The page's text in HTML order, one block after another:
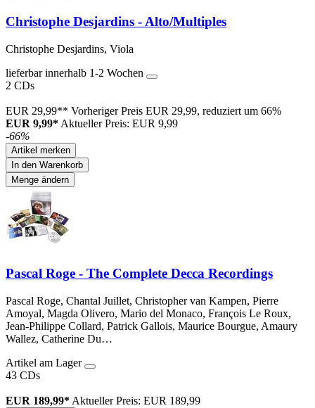
Christophe Desjardins - Alto/Multiples
Christophe Desjardins, Viola
lieferbar innerhalb 1-2 Wochen
2 CDs
EUR 29,99** Vorheriger Preis EUR 29,99, reduziert um 66%
EUR 9,99* Aktueller Preis: EUR 9,99
-66%
Artikel merken
In den Warenkorb
Menge ändern
Pascal Roge - The Complete Decca Recordings
Pascal Roge, Chantal Juillet, Christopher van Kampen, Pierre
Amoyal, Magda Olivero, Mario del Monaco, François Le Roux,
Jean-Philippe Collard, Patrick Gallois, Maurice Bourgue, Amaury
Wallez, Catherine Du…
Artikel am Lager
43 CDs
EUR 189,99* Aktueller Preis: EUR 189,99